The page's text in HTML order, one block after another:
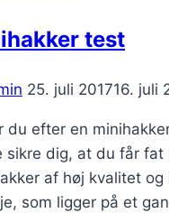
test
25. juli 201716. juli
du efter en
sikre dig, at du får fat
af høj kvalitet
som ligger på et